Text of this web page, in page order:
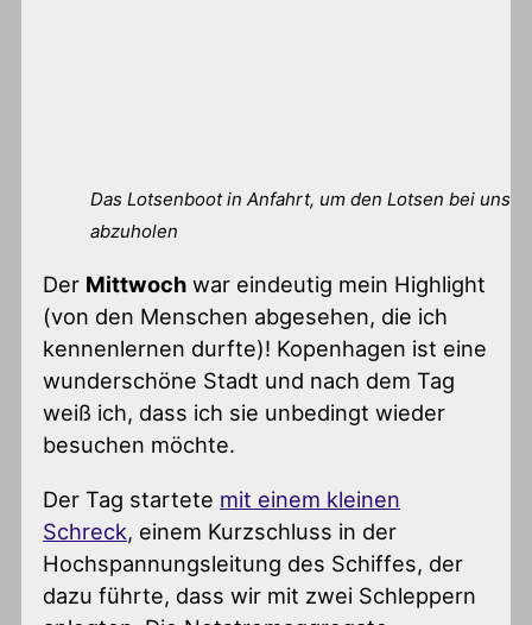
Das Lotsenboot in Anfahrt, um den Lotsen bei uns
abzuholen
Der Mittwoch war eindeutig mein Highlight
(von den Menschen abgesehen, die ich
kennenlernen durfte)! Kopenhagen ist eine
wunderschöne Stadt und nach dem Tag
weiß ich, dass ich sie unbedingt wieder
besuchen möchte.
Der Tag startete mit einem kleinen
Schreck, einem Kurzschluss in der
Hochspannungsleitung des Schiffes, der
dazu führte, dass wir mit zwei Schleppern